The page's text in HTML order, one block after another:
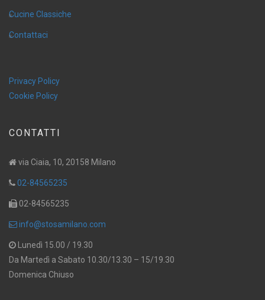
Cucine Classiche
Contattaci
Privacy Policy
Cookie Policy
CONTATTI
via Ciaia, 10, 20158 Milano
02-84565235
02-84565235
info@stosamilano.com
Lunedì 15.00 / 19.30
Da Martedì a Sabato 10.30/13.30 – 15/19.30
Domenica Chiuso